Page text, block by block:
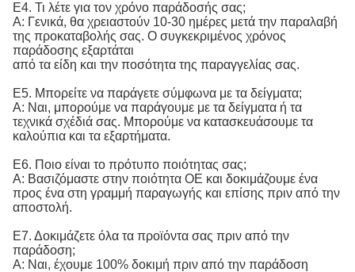
Ε4. Τι λέτε για τον χρόνο παράδοσής σας;
Α: Γενικά, θα χρειαστούν 10-30 ημέρες μετά την παραλαβή
της προκαταβολής σας. Ο συγκεκριμένος χρόνος
παράδοσης εξαρτάται
από τα είδη και την ποσότητα της παραγγελίας σας.
Ε5. Μπορείτε να παράγετε σύμφωνα με τα δείγματα;
Α: Ναι, μπορούμε να παράγουμε με τα δείγματα ή τα
τεχνικά σχέδιά σας. Μπορούμε να κατασκευάσουμε τα
καλούπια και τα εξαρτήματα.
Ε6. Ποιο είναι το πρότυπο ποιότητας σας;
Α: Βασιζόμαστε στην ποιότητα OE και δοκιμάζουμε ένα
προς ένα στη γραμμή παραγωγής και επίσης πριν από την
αποστολή.
Ε7. Δοκιμάζετε όλα τα προϊόντα σας πριν από την
παράδοση;
Α: Ναι, έχουμε 100% δοκιμή πριν από την παράδοση